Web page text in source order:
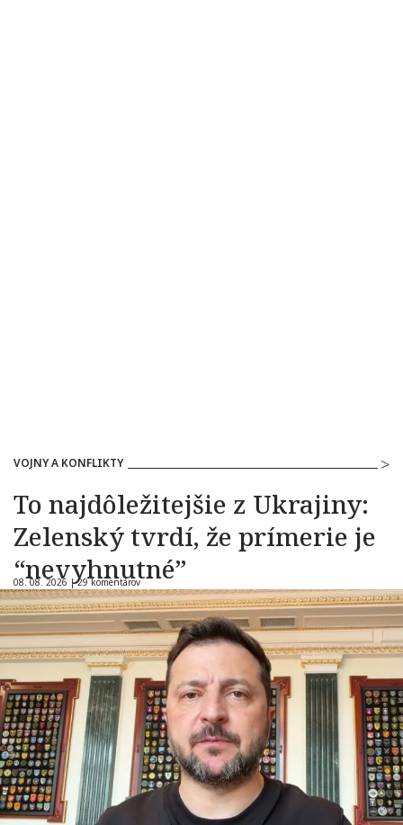
VOJNY A KONFLIKTY
To najdôležitejšie z Ukrajiny:
Zelenský tvrdí, že prímerie je
“nevyhnutné”
08. 08. 2026 |29 komentárov